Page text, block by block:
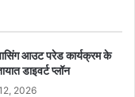
आउट परेड कार्यक्रम के
डाइवर्ट प्लॉन
2026